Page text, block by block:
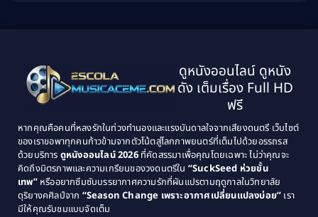
(134)
Classic หนังคลาสสิก(21)
Classic หนังคลาสสิก(25)
Comedy ตลก(46)
Comedy ตลก(515)
1995
1994
1993
1992
1989
1988
1987
1986
1985
1984
1983
1982
ดูหนังออนไลน์ ดูหนัง
ดัง เต็มเรื่อง Full HD
ฟรี
หากคุณคือคนที่หลงรักในท่วงทำนองและแรงบันดาลใจจากเสียงดนตรี เว็บไซต์
ของเราขอพาทุกคนก้าวข้ามจากตัวโน้ตสู่โลกภาพยนตร์ที่เต็มไปด้วยอรรถรส
ด้วยบริการ ดูหนังออนไลน์ 2026ที่คัดสรรมาเพื่อคุณโดยเฉพาะ ไม่ว่าคุณจะ
คิดถึงมิตรภาพและความเกรียนของวงดนตรีใน “SuckSeed ห่วยขั้น
เทพ”หรืออยากซึมซับบรรยากาศความรักที่ผันแปรตามฤดูกาลในวิทยาลัย
ดุริยางคศิลป์จาก “Season Change เพราะอากาศเปลี่ยนแปลงบ่อย” เรา
มีให้คุณรับชมแบบจัดเต็ม